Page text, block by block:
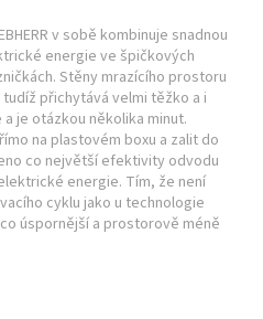
v sobě kombinuje snadnou
energie ve špičkových
Stěny mrazícího prostoru
přichytává velmi těžko a i
je otázkou několika minut.
na plastovém boxu a zalit do
co největší efektivity odvodu
energie. Tím, že není
cyklu jako u technologie
úspornější a prostorově méně